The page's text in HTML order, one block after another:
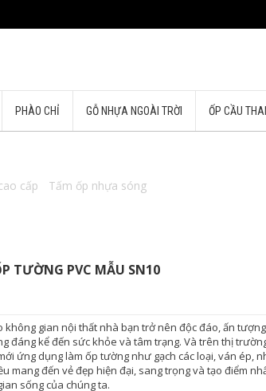
PHÀO CHỈ GỖ NHỰA NGOÀI TRỜI ỐP CẦU
cấp Tấm ốp nhựa sóng/ Tấm nhựa ốp tường
TƯỜNG PVC MẪU SN10
không gian nội thất nhà bạn trở nên độc đáo, ấn
đáng kể đến sức khỏe và tâm trạng. Và trên thị
ứng dụng làm ốp tường như gạch các loại, ván ép,
mang đến vẻ đẹp hiện đại, sang trọng và tạo điểm
sống của chúng ta.